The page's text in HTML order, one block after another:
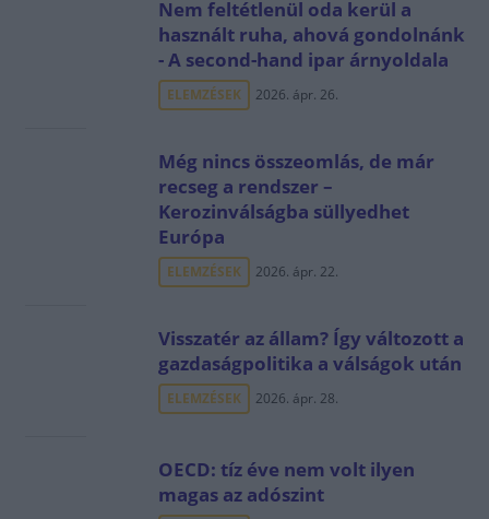
Nem feltétlenül oda kerül a
használt ruha, ahová gondolnánk
- A second-hand ipar árnyoldala
ELEMZÉSEK 2026. ápr. 26.
Még nincs összeomlás, de már
recseg a rendszer –
Kerozinválságba süllyedhet
Európa
ELEMZÉSEK 2026. ápr. 22.
Visszatér az állam? Így változott a
gazdaságpolitika a válságok után
ELEMZÉSEK 2026. ápr. 28.
OECD: tíz éve nem volt ilyen
magas az adószint